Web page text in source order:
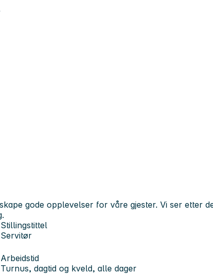
gode opplevelser for våre gjester. Vi ser etter
Stillingstittel
Servitør
Arbeidstid
Turnus, dagtid og kveld, alle dager